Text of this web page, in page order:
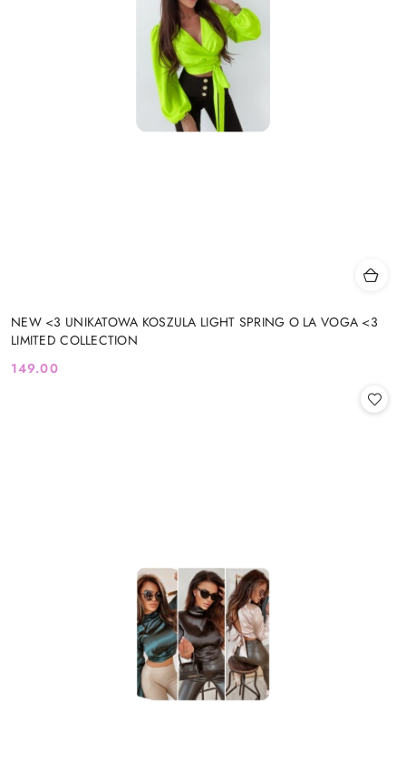
NEW <3 UNIKATOWA KOSZULA LIGHT SPRING O LA VOGA <3
LIMITED COLLECTION
Cena:
149.00